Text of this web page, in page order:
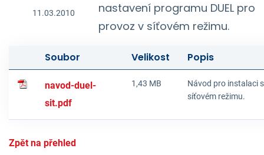
11.03.2010
nastavení programu DUEL pro
provoz v síťovém režimu.
Soubor Velikost Popis
navod-duel-
sit.pdf
1,43 MB
Návod pro instalaci
síťovém režimu.
Zpět na přehled